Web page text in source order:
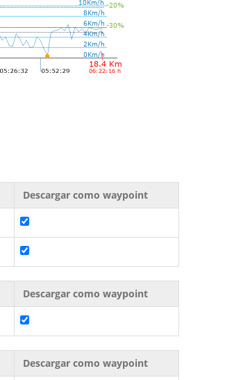
Descargar como waypoint
Descargar como waypoint
Descargar como waypoint